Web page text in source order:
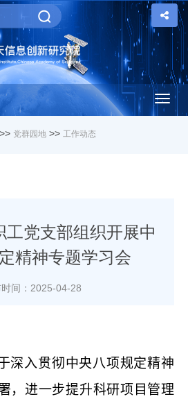
>> 党群园地 >> 工作动态
工党支部组织开展中
精神专题学习会
时间：2025-04-28
深入贯彻中央八项规定精神
，进一步提升科研项目管理